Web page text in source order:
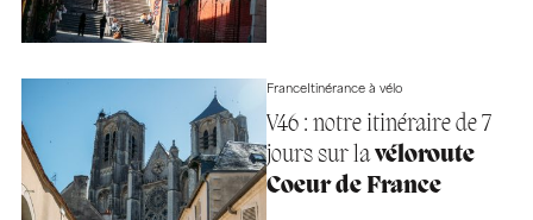
FranceItinérance à vélo
V46 : notre itinéraire de 7
jours sur lavéloroute
Coeur de France